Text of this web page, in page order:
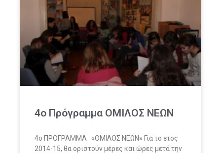
4ο Πρόγραμμα ΟΜΙΛΟΣ ΝΕΩΝ
4o ΠΡΟΓΡΑΜΜΑ «OMΙΛΟΣ ΝΕΩΝ» Για το ετος
2014-15, θα οριστούν μέρες και ώρες μετά την